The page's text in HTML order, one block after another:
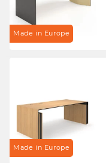
Made in Europe
Made in Europe